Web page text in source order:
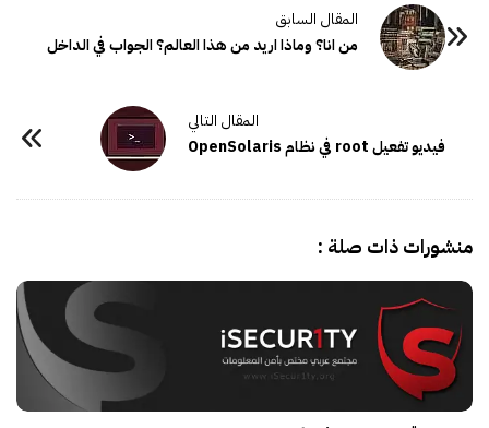
من انا؟ وماذا اريد من هذا العالم؟ الجواب في الداخل
فيديو تفعيل root في نظام OpenSolaris
منشورات ذات صلة :